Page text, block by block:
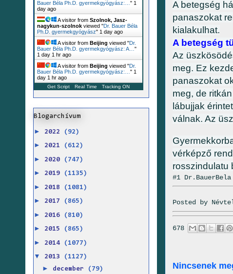
A betegség
panaszokat
kialakulhat.
A betegség
Az
meg. Ez
panaszokat
meg, de
lábujjak
válnak. Az
vérképző
rosszindulatu
#1 Dr.BauerBela
Posted by
678
Nincsenek
Bauer Béla Ph.D. gyermekgyógyász:… " 1
day ago
A visitor from Szolnok, Jasz-
nagykun-szolnok viewed "Dr. Bauer Béla
Ph.D. gyermekgyógyász" 1 day ago
A visitor from Beijing viewed "Dr.
Bauer Béla Ph.D. gyermekgyógyász: A… "
1 day 1 hr ago
A visitor from Beijing viewed "Dr.
Bauer Béla Ph.D. gyermekgyógyász:… " 1
day 1 hr ago
Get Script Real Time Tracking ON
Blogarchívum
► 2022 (92)
► 2021 (612)
► 2020 (747)
► 2019 (1135)
► 2018 (1081)
► 2017 (865)
► 2016 (810)
► 2015 (865)
► 2014 (1077)
▼ 2013 (1127)
► december (79)